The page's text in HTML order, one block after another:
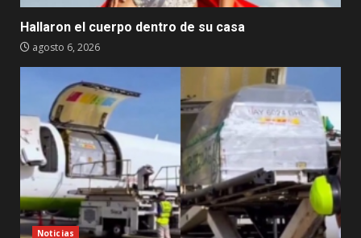
Hallaron el cuerpo dentro de su casa
agosto 6, 2026
Noticias